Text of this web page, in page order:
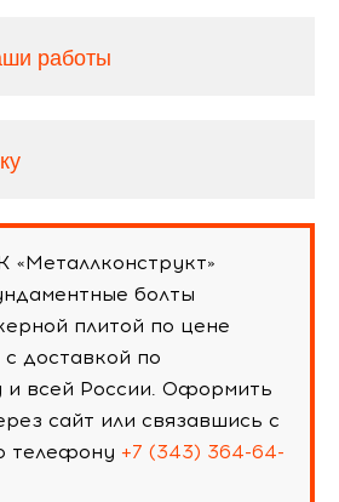
работы
болты
плитой по цене
доставкой по
и всей России. Оформить
сайт или связавшись с
телефону +7 (343) 364-64-